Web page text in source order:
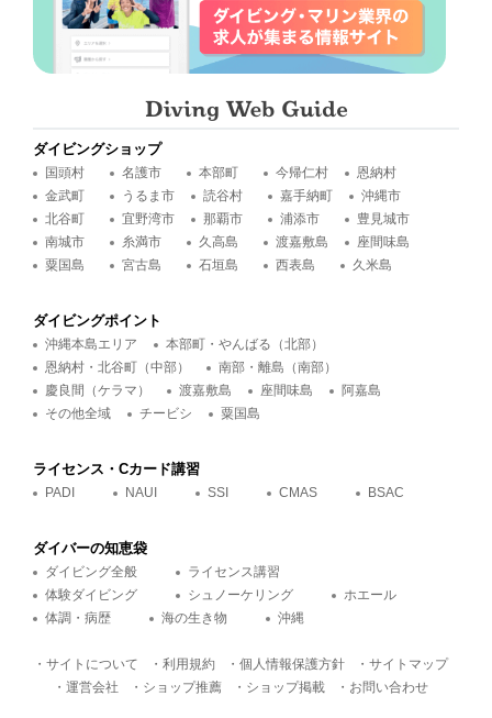
ダイビングショップ
国頭村 名護市 本部町 今帰仁村
恩納村
金武町
うるま市 読谷村 嘉手納町
沖縄市
北谷町
宜野湾市 那覇市 浦添市
豊見城市
南城市
糸満市 久高島 渡嘉敷島
座間味島
粟国島
宮古島 石垣島 西表島 久米島
ダイビングポイント
沖縄本島エリア
本部町・やんばる（北部）
恩納村・北谷町（中部）
南部・離島（南部）
慶良間（ケラマ）
渡嘉敷島 座間味島
阿嘉島
その他全域
チービシ 粟国島
ライセンス・Cカード講習
PADI NAUI SSI CMAS BSAC
ダイバーの知恵袋
ダイビング全般
ライセンス講習
体験ダイビング
シュノーケリング
ホエール
体調・病歴
海の生き物 沖縄
・サイトについて ・利用規約 ・個人情報保護方針
・サイトマップ
・運営会社
・ショップ推薦 ・ショップ掲載 ・お問い合わせ